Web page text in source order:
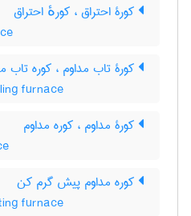
کورۀ احتراق ، کورهٔ احتراق
کورۀ تاب مداوم ، کوره تاب
furnace
کورۀ مداوم ، کوره مداوم
کوره مداوم پیش گرم کن
furnace